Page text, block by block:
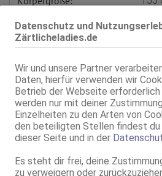
Datenschutz und
Zärtlicheladies.de
Wir und unsere Partner
Daten, hierfür verwenden wir
Betrieb der Webseite erforderlich
werden nur mit deiner
Einzelheiten zu den Arten von
den beteiligten Stellen findest
dieser Seite und in der
Es steht dir frei, deine
zu verweigern oder
Typ:
KF:
Schuhgröße: 35
Intimbereich:
Haare:
Augen: grün
Haut:
Sprachen: